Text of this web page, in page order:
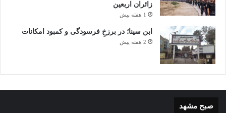
زائران اربعین
1 هفته پیش
ابن سینا؛ در برزخِ فرسودگی و کمبود امکانات
2 هفته پیش
صبح مشهد